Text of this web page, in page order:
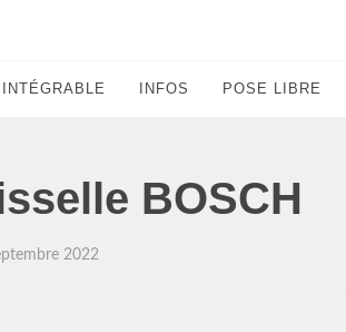
INTÉGRABLE INFOS POSE LIBRE
BOSCH
2022